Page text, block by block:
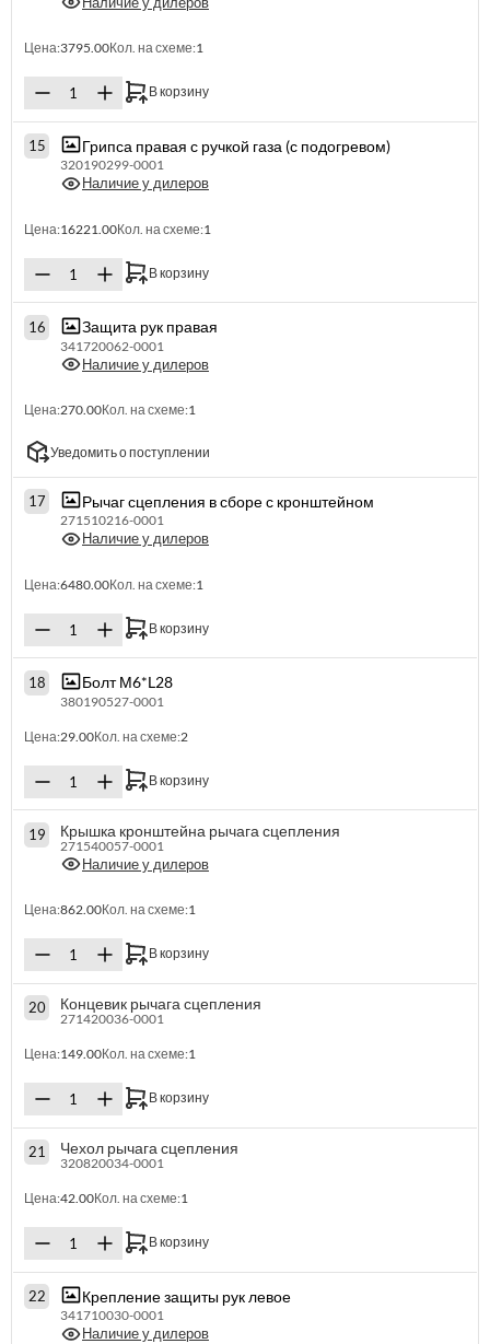
Цена:3795.00Кол. на схеме:1
В корзину
15 Грипса правая с ручкой газа (с подогревом)
320190299-0001
Наличие у дилеров
Цена:16221.00Кол. на схеме:1
В корзину
16 Защита рук правая
341720062-0001
Наличие у дилеров
Цена:270.00Кол. на схеме:1
Уведомить о поступлении
17 Рычаг сцепления в сборе с кронштейном
271510216-0001
Наличие у дилеров
Цена:6480.00Кол. на схеме:1
В корзину
18 Болт М6*L28
380190527-0001
Цена:29.00Кол. на схеме:2
В корзину
19 Крышка кронштейна рычага сцепления
271540057-0001
Наличие у дилеров
Цена:862.00Кол. на схеме:1
В корзину
20 Концевик рычага сцепления
271420036-0001
Цена:149.00Кол. на схеме:1
В корзину
21 Чехол рычага сцепления
320820034-0001
Цена:42.00Кол. на схеме:1
В корзину
22 Крепление защиты рук левое
341710030-0001
Наличие у дилеров